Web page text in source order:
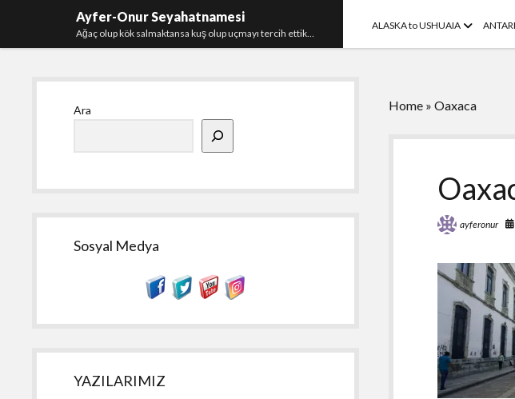
Ayfer-Onur Seyahatnamesi
Ağaç olup kök salmaktansa kuş olup uçmayı tercih ettik…
ALASKA to USHUAIA menüyü
Home »Oaxaca
ayferonur
Ara
Sosyal Medya
YAZILARIMIZ